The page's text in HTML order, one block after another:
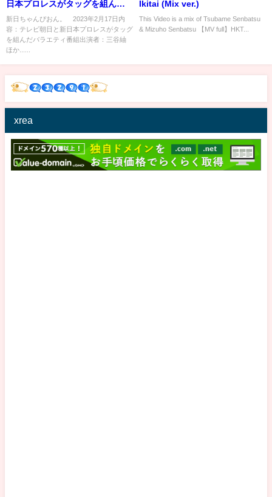
日本プロレスがタッグを組んだ
プロレスバラエティ 2月17日
新日ちゃんぴおん。 2023年2月17日内
容：テレビ朝日と新日本プロレスがタッグ
を組んだバラエティ番組出演者：三谷紬
ほか......
Ikitai (Mix ver.)
This Video is a mix of Tsubame Senbatsu
& Mizuho Senbatsu 【MV full】HKT...
xrea